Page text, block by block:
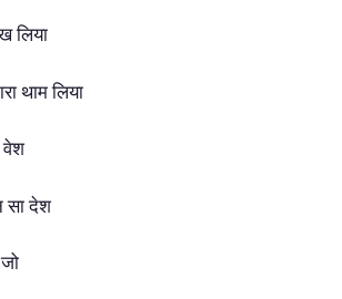
लिया
थाम लिया
वेश
सा देश
जो